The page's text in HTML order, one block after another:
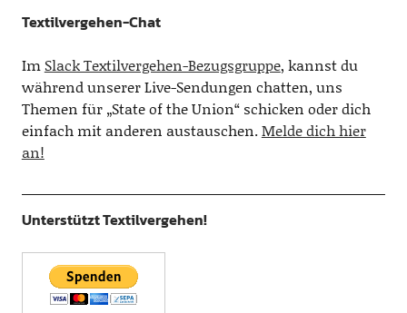
Textilvergehen-Chat
Im Slack Textilvergehen-Bezugsgruppe, kannst du
während unserer Live-Sendungen chatten, uns
Themen für „State of the Union“ schicken oder dich
einfach mit anderen austauschen.Melde dich hier
an!
Unterstützt Textilvergehen!